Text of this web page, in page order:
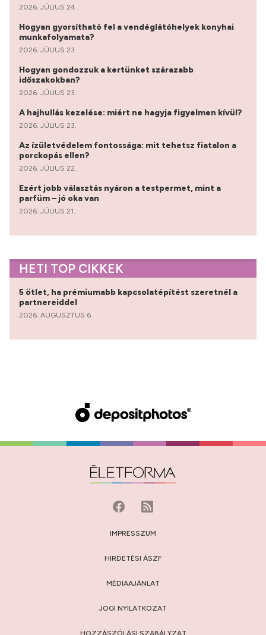
2026. JÚLIUS 24.
Hogyan gyorsítható fel a vendéglátóhelyek konyhai
munkafolyamata?
2026. JÚLIUS 23.
Hogyan gondozzuk a kertünket szárazabb
időszakokban?
2026. JÚLIUS 23.
A hajhullás kezelése: miért ne hagyja figyelmen kívül?
2026. JÚLIUS 23.
Az ízületvédelem fontossága: mit tehetsz fiatalon a
porckopás ellen?
2026. JÚLIUS 22.
Ezért jobb választás nyáron a testpermet, mint a
parfüm – jó oka van
2026. JÚLIUS 21.
HETI TOP CIKKEK
5 ötlet, ha prémiumabb kapcsolatépítést szeretnél a
partnereiddel
2026. AUGUSZTUS 6.
IMPRESSZUM
HIRDETÉSI ÁSZF
MÉDIAAJÁNLAT
JOGI NYILATKOZAT
HOZZÁSZÓLÁSI SZABÁLYZAT